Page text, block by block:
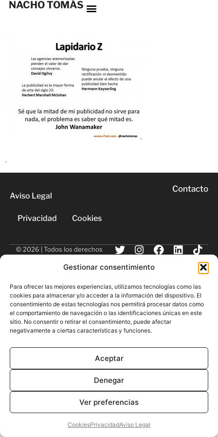
Gestionar consentimiento
Para ofrecer las mejores experiencias, utilizamos tecnologías como las
cookies para almacenar y/o acceder a la información del dispositivo. El
consentimiento de estas tecnologías nos permitirá procesar datos como
el comportamiento de navegación o las identificaciones únicas en este
sitio. No consentir o retirar el consentimiento, puede afectar
negativamente a ciertas características y funciones.
Aceptar
Denegar
Ver preferencias
CookiesPrivacidadAviso Legal
NACHO TOMÁS
.
Aviso Legal
Privacidad Cookies
Contacto
© 2026 | Todos los derechos